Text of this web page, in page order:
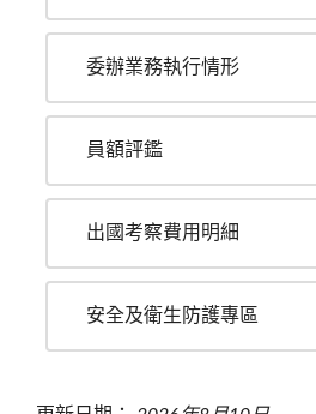
委辦業務執行情形
員額評鑑
出國考察費用明細
安全及衛生防護專區